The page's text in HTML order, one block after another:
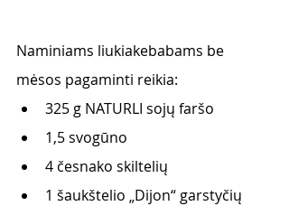
Naminiams liukiakebabams be
mėsos pagaminti reikia:
325 g NATURLI sojų faršo
1,5 svogūno
4 česnako skiltelių
1 šaukštelio „Dijon“ garstyčių